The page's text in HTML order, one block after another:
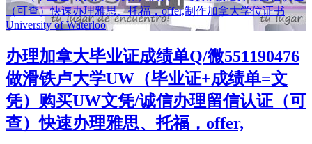
办理加拿大毕业证成绩单Q/微551190476
做滑铁卢大学UW（毕业证+成绩单=文
凭）购买UW文凭/诚信办理留信认证（可
查）快速办理雅思、托福，offer,